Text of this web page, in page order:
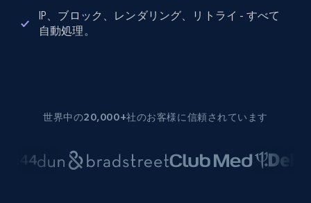
IP、ブロック、レンダリング、リトライ - すべて
自動処理。
世界中の20,000+社のお客様に信頼されています